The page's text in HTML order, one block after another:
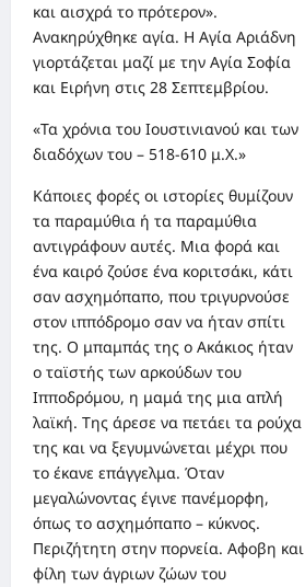
και αισχρά το πρότερον».
Ανακηρύχθηκε αγία. Η Αγία Αριάδνη
γιορτάζεται μαζί με την Αγία Σοφία
και Ειρήνη στις 28 Σεπτεμβρίου.
«Τα χρόνια του Ιουστινιανού και των
διαδόχων του – 518-610 μ.Χ.»
Κάποιες φορές οι ιστορίες θυμίζουν
τα παραμύθια ή τα παραμύθια
αντιγράφουν αυτές. Μια φορά και
ένα καιρό ζούσε ένα κοριτσάκι, κάτι
σαν ασχημόπαπο, που τριγυρνούσε
στον ιππόδρομο σαν να ήταν σπίτι
της. Ο μπαμπάς της ο Ακάκιος ήταν
ο ταϊστής των αρκούδων του
Ιπποδρόμου, η μαμά της μια απλή
λαϊκή. Της άρεσε να πετάει τα ρούχα
της και να ξεγυμνώνεται μέχρι που
το έκανε επάγγελμα. Όταν
μεγαλώνοντας έγινε πανέμορφη,
όπως το ασχημόπαπο – κύκνος.
Περιζήτητη στην πορνεία. Αφοβη και
φίλη των άγριων ζώων του